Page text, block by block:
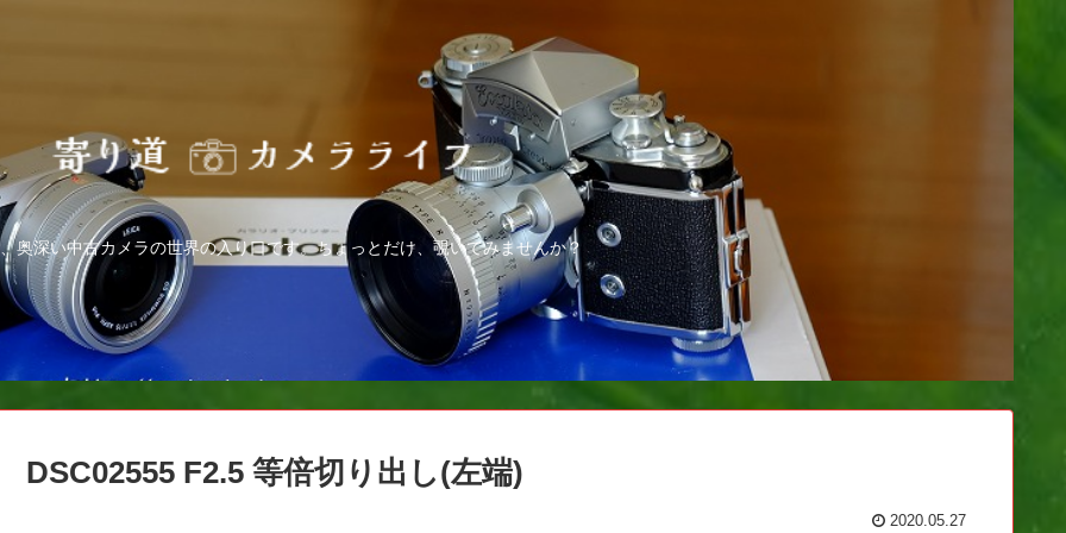
奥深い中古カメラの世界の入り口です。ちょっとだけ、覗いてみませんか？
DSC02555 F2.5 等倍切り出し(左端)
2020.05.27